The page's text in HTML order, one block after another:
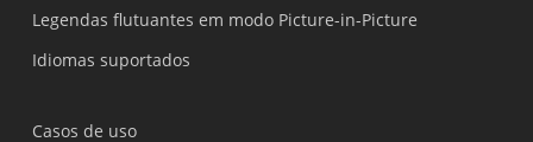
Legendas flutuantes em modo Picture-in-Picture
Idiomas suportados
Casos de uso